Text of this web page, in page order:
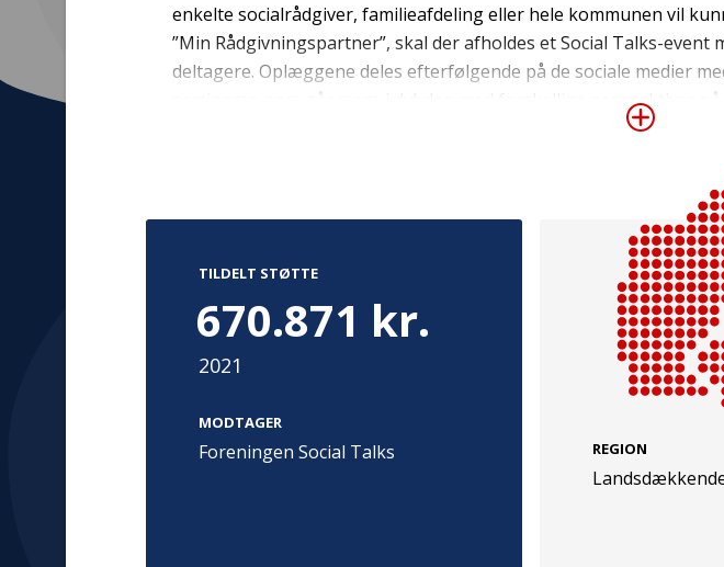
enkelte socialrådgiver, familieafdeling eller hele kommunen vil
”Min Rådgivningspartner”, skal der afholdes et Social Talks-
deltagere. Oplæggene deles efterfølgende på de sociale medier
seminarer, som går mere i dybden med forskellige perspektiver
TILDELT STØTTE
670.871 kr.
2021
MODTAGER
Foreningen Social Talks REGION
Kontakt
info@trygfonden.dk
TryghedsGruppen
info@tryghedsgruppen.dk
Adresse
Denmark
Vis vej hertil